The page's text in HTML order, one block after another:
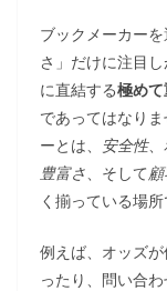
ブックメーカー
さ」だけに注目
に直結する極め
であってはなり
ーとは、
安全性、
豊富さ、そして
く揃っている場所
例えば、オッズ
ったり、問い合